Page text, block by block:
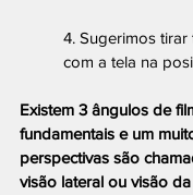
4. Sugerimos
com a tela na
Existem 3 ângulos de
fundamentais e um
perspectivas são
visão lateral ou visão